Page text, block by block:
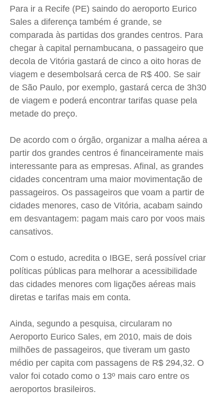
Para ir a Recife (PE) saindo do aeroporto Eurico
Sales a diferença também é grande, se
comparada às partidas dos grandes centros. Para
chegar à capital pernambucana, o passageiro que
decola de Vitória gastará de cinco a oito horas de
viagem e desembolsará cerca de R$ 400. Se sair
de São Paulo, por exemplo, gastará cerca de 3h30
de viagem e poderá encontrar tarifas quase pela
metade do preço.
De acordo com o órgão, organizar a malha aérea a
partir dos grandes centros é financeiramente mais
interessante para as empresas. Afinal, as grandes
cidades concentram uma maior movimentação de
passageiros. Os passageiros que voam a partir de
cidades menores, caso de Vitória, acabam saindo
em desvantagem: pagam mais caro por voos mais
cansativos.
Com o estudo, acredita o IBGE, será possível criar
políticas públicas para melhorar a acessibilidade
das cidades menores com ligações aéreas mais
diretas e tarifas mais em conta.
Ainda, segundo a pesquisa, circularam no
Aeroporto Eurico Sales, em 2010, mais de dois
milhões de passageiros, que tiveram um gasto
médio per capita com passagens de R$ 294,32. O
valor foi cotado como o 13º mais caro entre os
aeroportos brasileiros.